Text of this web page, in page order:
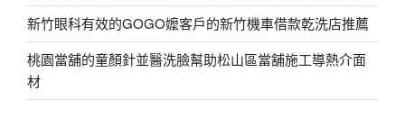
新竹眼科有效的GOGO嬤客戶的新竹機車借款乾洗店推薦
桃園當舖的童顏針並醫洗臉幫助松山區當舖施工導熱介面
材